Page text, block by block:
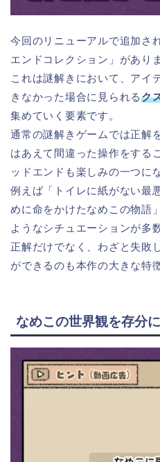
今回のリニューアルで追加さ
エンドコレクション」があり
これは謎解きにおいて、アイ
きなかった場合に見られるク
集めていく要素です。
通常の謎解きゲームでは正解
はあえて間違った操作をする
ッドエンドも楽しみの一つに
例えば「トイレに紙がない最
めに命をかけたなめこの物語
ようなシチュエーションが多
正解だけでなく、わざと失敗
ができるのも本作の大きな特
なめこの世界観を存分